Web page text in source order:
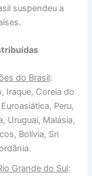
suspendeu a
do Brasil:
Iraque, Coreia do
Peru,
Uruguai, Malásia,
Bolívia, Sri
Grande do Sul: